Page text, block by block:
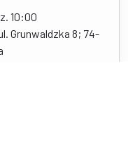
10:00
Grunwaldzka 8; 74-